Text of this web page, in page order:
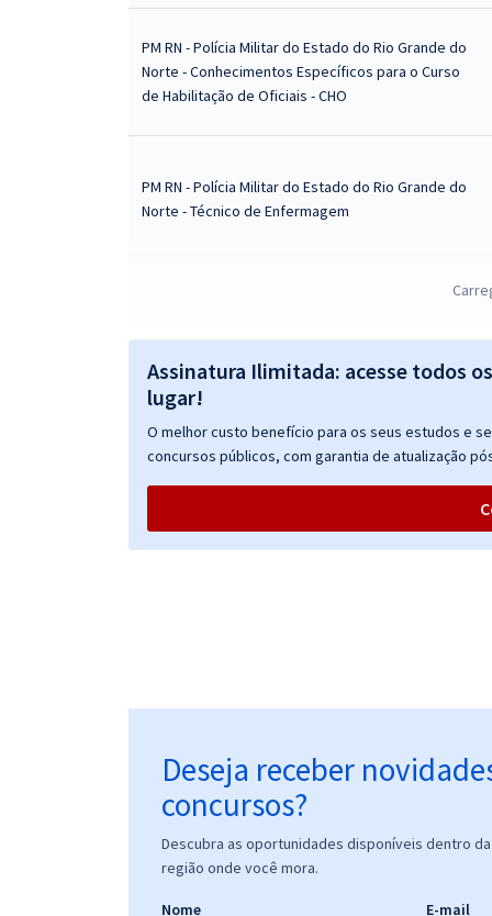
PM RN - Polícia Militar do Estado do Rio Grande do
Norte - Conhecimentos Específicos para o Curso
de Habilitação de Oficiais - CHO
PM RN - Polícia Militar do Estado do Rio Grande do
Norte - Técnico de Enfermagem
Norte - Técnico em Farmácia
PM RN - Polícia Militar do Estado do Rio Grande do
Norte - Técnico em de Laboratório de Análises
Norte - Conhecimentos Específicos para o Cargo
PM RN - Polícia Militar do Estado do Rio Grande do
(QOSPM) e (QOASPM) - Professor: Admilson
Santos
Assinatura Ilimitada: acesse todos
lugar!
O melhor custo benefício para os seus estudos e
concursos públicos, com garantia de atualização
Deseja receber
concursos?
Descubra as oportunidades disponíveis dentro
região onde você mora.
Nome E-mail